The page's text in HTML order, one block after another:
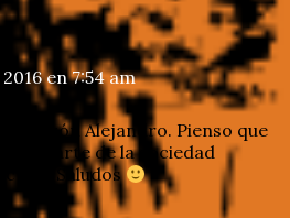
en 7:54 am
la razón Alejandro. Pienso que
es parte de la sociedad
Saludos